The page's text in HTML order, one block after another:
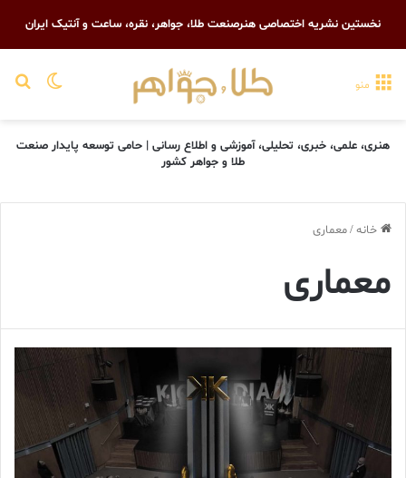
نخستین نشریه اختصاصی هنرصنعت طلا، جواهر، نقره، ساعت و آنتیک ایران
تغییر منو
هنری، علمی، خبری، تحلیلی، آموزشی و اطلاع رسانی | حامی توسعه پایدار صنعت
طلا و جواهر کشور
خانه/معماری
معماری